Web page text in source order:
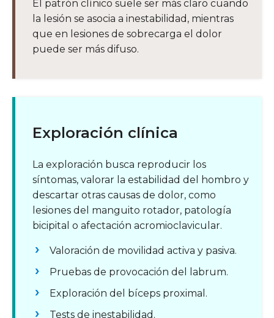
El patrón clínico suele ser más claro cuando
la lesión se asocia a inestabilidad, mientras
que en lesiones de sobrecarga el dolor
puede ser más difuso.
Exploración clínica
La exploración busca reproducir los
síntomas, valorar la estabilidad del hombro y
descartar otras causas de dolor, como
lesiones del manguito rotador, patología
bicipital o afectación acromioclavicular.
Valoración de movilidad activa y pasiva.
Pruebas de provocación del labrum.
Exploración del bíceps proximal.
Tests de inestabilidad.